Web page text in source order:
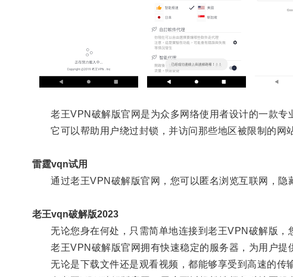
老王VPN破解版官网是为众多网络使用者设计的一款专
它可以帮助用户绕过封锁，并访问那些地区被限制的网站
雷霆vqn试用
通过老王VPN破解版官网，您可以匿名浏览互联网，隐
老王vqn破解版2023
无论您身在何处，只需简单地连接到老王VPN破解版，
老王VPN破解版官网拥有快速稳定的服务器，为用户提
无论是下载文件还是观看视频，都能够享受到高速的传输